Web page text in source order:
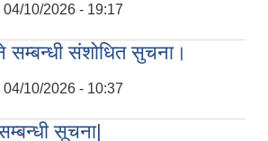
04/10/2026 - 19:17
सम्बन्धी संशोधित सुचना।
04/10/2026 - 10:37
सूचना|